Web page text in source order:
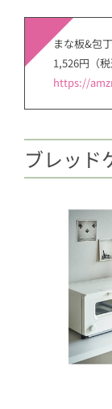
まな板&包
1,526円（税
https://
ブレッド